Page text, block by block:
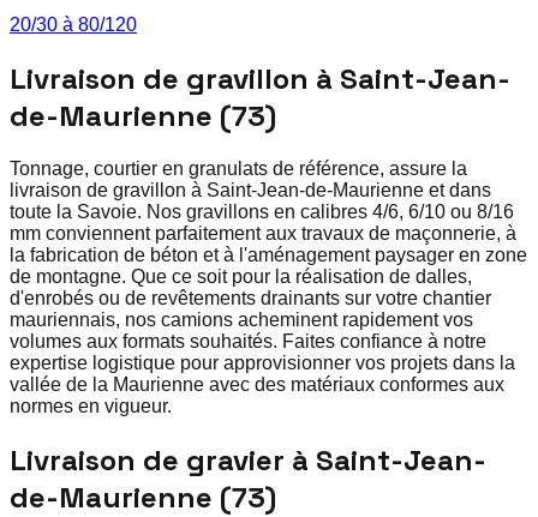
20/30 à 80/120
Livraison de gravillon à Saint-Jean-
de-Maurienne (73)
Tonnage, courtier en granulats de référence, assure la
livraison de gravillon à Saint-Jean-de-Maurienne et dans
toute la Savoie. Nos gravillons en calibres 4/6, 6/10 ou 8/16
mm conviennent parfaitement aux travaux de maçonnerie, à
la fabrication de béton et à l'aménagement paysager en zone
de montagne. Que ce soit pour la réalisation de dalles,
d'enrobés ou de revêtements drainants sur votre chantier
mauriennais, nos camions acheminent rapidement vos
volumes aux formats souhaités. Faites confiance à notre
expertise logistique pour approvisionner vos projets dans la
vallée de la Maurienne avec des matériaux conformes aux
normes en vigueur.
Livraison de gravier à Saint-Jean-
de-Maurienne (73)